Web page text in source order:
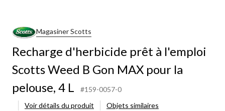
Magasiner Scotts
Recharge d'herbicide prêt à l'emploi
Scotts Weed B Gon MAX pour la
pelouse, 4 L
#159-0057-0
Voir détails du produit
Objets similaires